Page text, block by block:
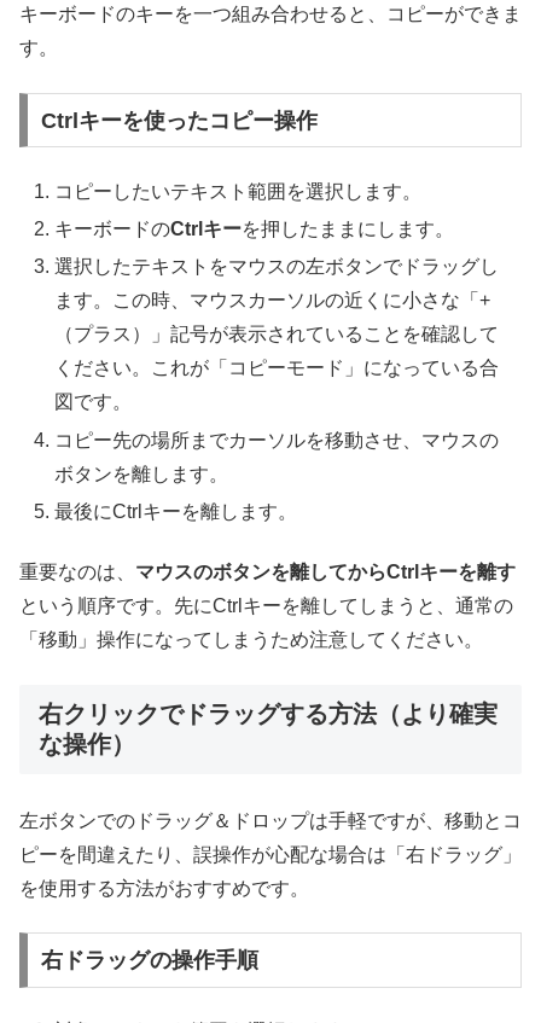
キーボードのキーを一つ組み合わせると、コピーができま
す。
Ctrlキーを使ったコピー操作
コピーしたいテキスト範囲を選択します。
キーボードのCtrlキーを押したままにします。
選択したテキストをマウスの左ボタンでドラッグし
ます。この時、マウスカーソルの近くに小さな「+
（プラス）」記号が表示されていることを確認して
ください。これが「コピーモード」になっている合
図です。
コピー先の場所までカーソルを移動させ、マウスの
ボタンを離します。
最後にCtrlキーを離します。
重要なのは、 マウスのボタンを離してからCtrlキーを離す
という順序です。先にCtrlキーを離してしまうと、通常の
「移動」操作になってしまうため注意してください。
右クリックでドラッグする方法（より確実
な操作）
左ボタンでのドラッグ＆ドロップは手軽ですが、移動とコ
ピーを間違えたり、誤操作が心配な場合は「右ドラッグ」
を使用する方法がおすすめです。
右ドラッグの操作手順